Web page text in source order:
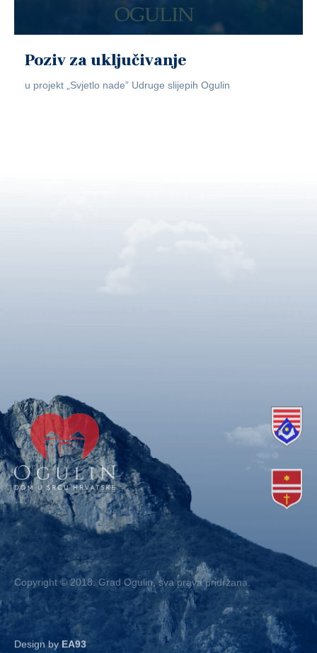
Poziv za uključivanje
u projekt „Svjetlo nade” Udruge slijepih Ogulin
Copyright © 2018. Grad Ogulin, sva prava pridržana.
Design by EA93